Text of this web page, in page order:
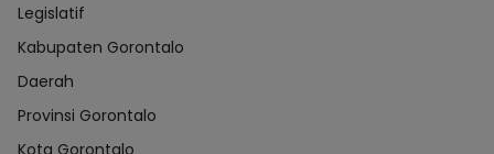
Legislatif
Kabupaten Gorontalo
Daerah
Provinsi Gorontalo
Kota Gorontalo